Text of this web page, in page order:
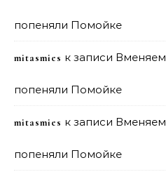
попеняли Помойке
mitasmies к записи
попеняли Помойке
mitasmies к записи
попеняли Помойке